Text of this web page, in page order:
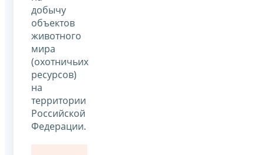
добычу
объектов
животного
мира
(охотничьих
ресурсов)
на
территории
Российской
Федерации.